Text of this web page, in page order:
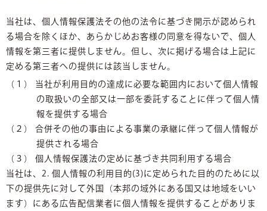
当社は、個人情報保護法その他の法令に基づき開示が認められ
る場合を除くほか、あらかじめお客様の同意を得ないで、個人
情報を第三者に提供しません。但し、次に掲げる場合は上記に
定める第三者への提供には該当しません。
（１） 当社が利用目的の達成に必要な範囲内において個人情報
の取扱いの全部又は一部を委託することに伴って個人情
報を提供する場合
（２） 合併その他の事由による事業の承継に伴って個人情報が
提供される場合
（３） 個人情報保護法の定めに基づき共同利用する場合
当社は、2. 個人情報の利用目的(3)に定められた目的のために以
下の提供先に対して外国（本邦の域外にある国又は地域をいい
ます）にある広告配信業者に個人情報を提供することがありま